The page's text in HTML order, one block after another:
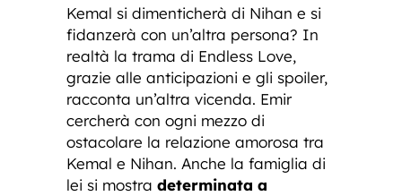
Kemal si dimenticherà di Nihan e si
fidanzerà con un’altra persona? In
realtà la trama di Endless Love,
grazie alle anticipazioni e gli spoiler,
racconta un’altra vicenda. Emir
cercherà con ogni mezzo di
ostacolare la relazione amorosa tra
Kemal e Nihan. Anche la famiglia di
lei si mostra determinata a